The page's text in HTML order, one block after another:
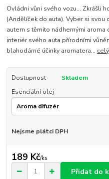
Ovládni vůni svého vozu... Zkrášli
(Andělíček do auta). Vyber si svou
autem s těmito nádhernými aroma
interiér svého auta přírodními
blahodárné účinky aromatera...
Dostupnost
Skladem
Esenciální olej
Nejsme plátci DPH
189 Kč/ks
Přidat do